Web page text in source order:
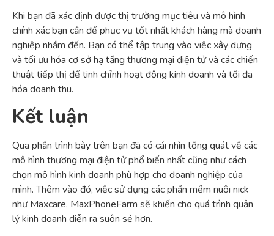
Khi bạn đã xác định được thị trường mục tiêu và mô hình
chính xác bạn cần để phục vụ tốt nhất khách hàng mà doanh
nghiệp nhắm đến. Bạn có thể tập trung vào việc xây dựng
và tối ưu hóa cơ sở hạ tầng thương mại điện tử và các chiến
thuật tiếp thị để tinh chỉnh hoạt động kinh doanh và tối đa
hóa doanh thu.
Kết luận
Qua phần trình bày trên bạn đã có cái nhìn tổng quát về các
mô hình thương mại điện tử phổ biến nhất cũng như cách
chọn mô hình kinh doanh phù hợp cho doanh nghiệp của
mình. Thêm vào đó, việc sử dụng các phần mềm nuôi nick
như Maxcare, MaxPhoneFarm sẽ khiến cho quá trình quản
lý kinh doanh diễn ra suôn sẻ hơn.